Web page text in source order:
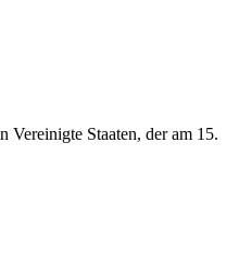
Vereinigte Staaten, der am 15.